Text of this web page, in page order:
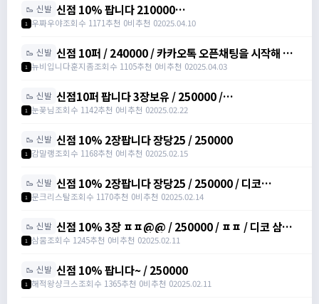
🥾 신발 신점 10% 팝니다 210000
https://open.kakao.com/o/sXJxSqqh /
https://open.kakao.com/o/sXJxSqqh
1 우짜우야조회수 1171추천 0비추천 02025.04.10
🥾 신발 신점 10퍼 / 240000 / 카카오톡 오픈채팅을 시작해 보
세요. 링크를 선택하면 카카오톡이 실행됩니다. 신점10
https://open.kakao.com/o/sNNXpeph
1 뉴비입니다훈지좀조회수 1105추천 0비추천 02025.04.03
🥾 신발 신점10퍼 팝니다 3장보유 / 250000 /
https://open.kakao.com/o/sbVSLshh
1 눈꽃님조회수 1142추천 0비추천 02025.02.22
🥾 신발 신점 10% 2장팝니다 장당25 / 250000
1 감말랭조회수 1168추천 0비추천 02025.02.15
🥾 신발 신점 10% 2장팝니다 장당25 / 250000 / 디코
moonssue_14660
1 문크리스탈조회수 1170추천 0비추천 02025.02.14
🥾 신발 신점 10% 3장 ㅍㅍ@@ / 250000 / ㅍㅍ / 디코 삼뭄
#3153 추가 메세지 주세여
1 삼뭄조회수 1245추천 0비추천 02025.02.11
🥾 신발 신점 10% 팝니다~ / 250000
1 해적왕샹크스조회수 1365추천 0비추천 02025.02.11